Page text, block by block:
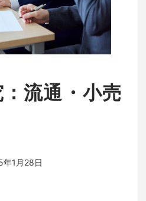
：流通・小売
年1月28日